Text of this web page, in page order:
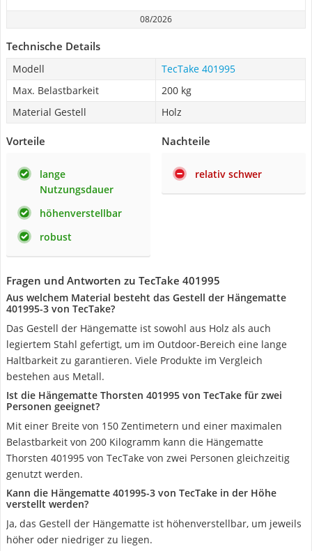
08/2026
Technische Details
Modell
TecTake 401995
Max. Belastbarkeit
200 kg
Material Gestell
Holz
Vorteile
lange
Nutzungsdauer
höhenverstellbar
robust
Nachteile
relativ schwer
Fragen und Antworten zu TecTake 401995
Aus welchem Material besteht das Gestell der Hängematte
‎401995-3 von TecTake?
Das Gestell der Hängematte ist sowohl aus Holz als auch
legiertem Stahl gefertigt, um im Outdoor-Bereich eine lange
Haltbarkeit zu garantieren. Viele Produkte im Vergleich
bestehen aus Metall.
Ist die Hängematte Thorsten 401995 von TecTake für zwei
Personen geeignet?
Mit einer Breite von 150 Zentimetern und einer maximalen
Belastbarkeit von 200 Kilogramm kann die Hängematte
Thorsten 401995 von TecTake von zwei Personen gleichzeitig
genutzt werden.
Kann die Hängematte ‎401995-3 von TecTake in der Höhe
verstellt werden?
Ja, das Gestell der Hängematte ist höhenverstellbar, um jeweils
höher oder niedriger zu liegen.